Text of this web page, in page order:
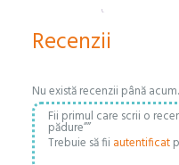
Recenzii
Nu există recenzii până acum.
Fii primul care scrii o
pădure””
Trebuie să fii autentificat